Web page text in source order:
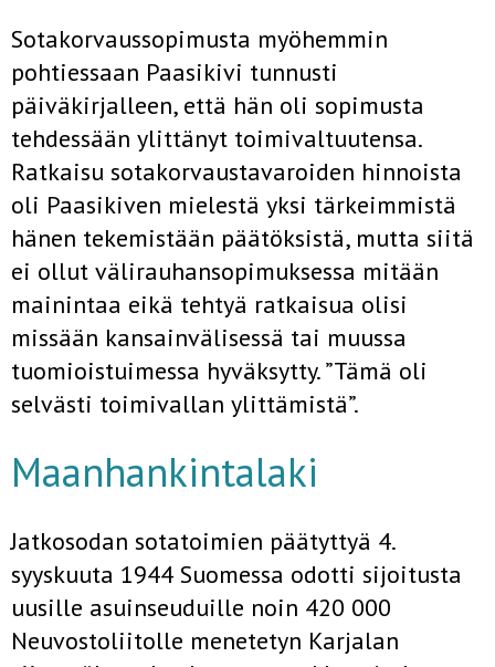
Sotakorvaussopimusta myöhemmin
pohtiessaan Paasikivi tunnusti
päiväkirjalleen, että hän oli sopimusta
tehdessään ylittänyt toimivaltuutensa.
Ratkaisu sotakorvaustavaroiden hinnoista
oli Paasikiven mielestä yksi tärkeimmistä
hänen tekemistään päätöksistä, mutta siitä
ei ollut välirauhansopimuksessa mitään
mainintaa eikä tehtyä ratkaisua olisi
missään kansainvälisessä tai muussa
tuomioistuimessa hyväksytty. ”Tämä oli
selvästi toimivallan ylittämistä”.
Maanhankintalaki
Jatkosodan sotatoimien päätyttyä 4.
syyskuuta 1944 Suomessa odotti sijoitusta
uusille asuinseuduille noin 420 000
Neuvostoliitolle menetetyn Karjalan